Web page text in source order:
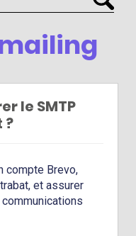
le SMTP
?
compte Brevo,
et assurer